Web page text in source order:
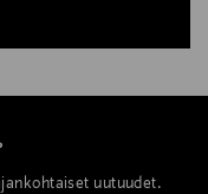
uutuudet.